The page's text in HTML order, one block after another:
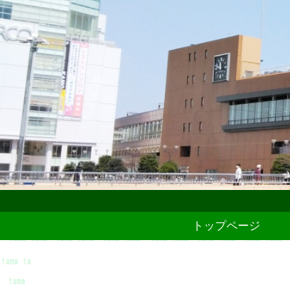
トップページ